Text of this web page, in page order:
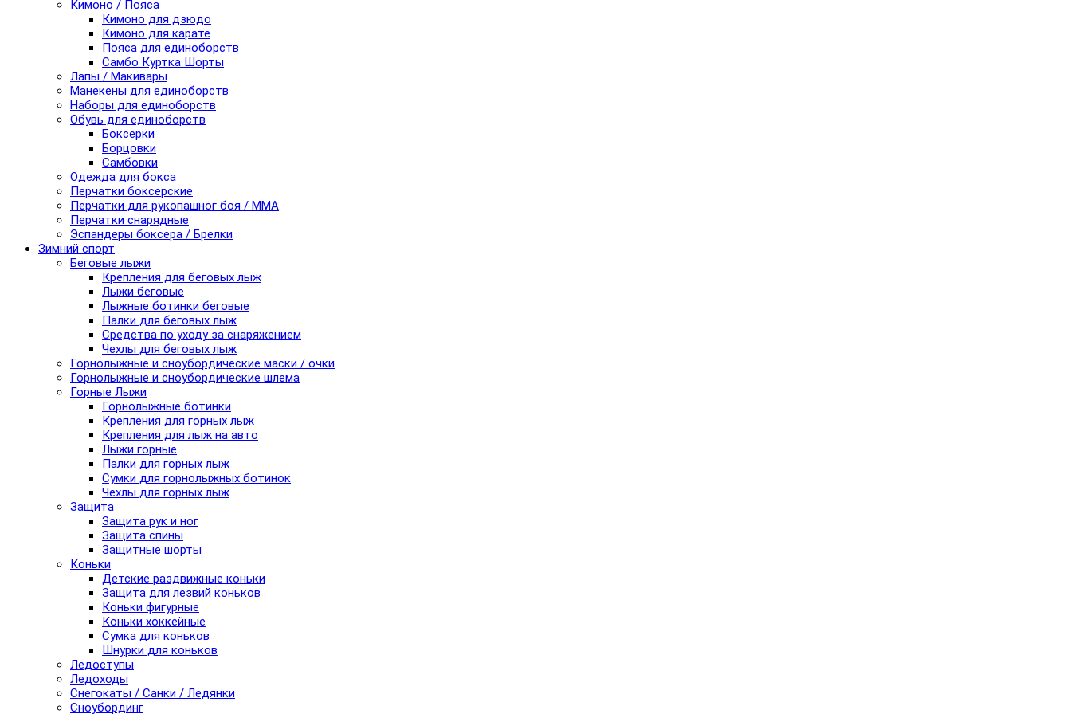
Кимоно / Пояса
Кимоно для дзюдо
Кимоно для карате
Пояса для единоборств
Самбо Куртка Шорты
Лапы / Макивары
Манекены для единоборств
Наборы для единоборств
Обувь для единоборств
Боксерки
Борцовки
Самбовки
Одежда для бокса
Перчатки боксерские
Перчатки для рукопашног боя / ММА
Перчатки снарядные
Эспандеры боксера / Брелки
Зимний спорт
Беговые лыжи
Крепления для беговых лыж
Лыжи беговые
Лыжные ботинки беговые
Палки для беговых лыж
Средства по уходу за снаряжением
Чехлы для беговых лыж
Горнолыжные и сноубордические маски / очки
Горнолыжные и сноубордические шлема
Горные Лыжи
Горнолыжные ботинки
Крепления для горных лыж
Крепления для лыж на авто
Лыжи горные
Палки для горных лыж
Сумки для горнолыжных ботинок
Чехлы для горных лыж
Защита
Защита рук и ног
Защита спины
Защитные шорты
Коньки
Детские раздвижные коньки
Защита для лезвий коньков
Коньки фигурные
Коньки хоккейные
Сумка для коньков
Шнурки для коньков
Ледоступы
Ледоходы
Снегокаты / Санки / Ледянки
Сноубординг